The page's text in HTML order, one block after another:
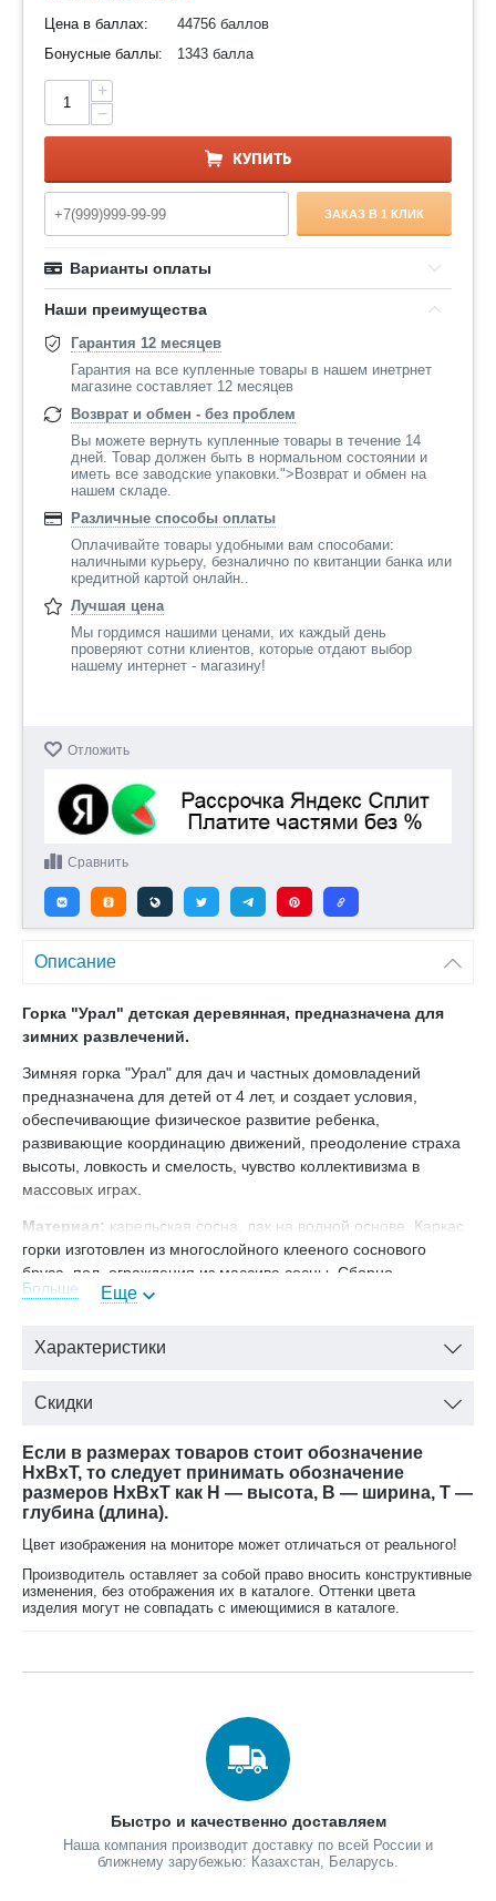
Цена в баллах:
44756 баллов
Бонусные баллы:
1343 балла
+
−
КУПИТЬ
ЗАКАЗ В 1 КЛИК
Варианты оплаты
Наши преимущества
Гарантия 12 месяцев
Гарантия на все купленные товары в нашем инетрнет
магазине составляет 12 месяцев
Возврат и обмен - без проблем
Вы можете вернуть купленные товары в течение 14
дней. Товар должен быть в нормальном состоянии и
иметь все заводские упаковки.">Возврат и обмен на
нашем складе.
Различные способы оплаты
Оплачивайте товары удобными вам способами:
наличными курьеру, безналично по квитанции банка или
кредитной картой онлайн..
Лучшая цена
Мы гордимся нашими ценами, их каждый день
проверяют сотни клиентов, которые отдают выбор
нашему интернет - магазину!
Отложить
Сравнить
Описание
Горка "Урал" детская деревянная, предназначена для
зимних развлечений.
Зимняя горка "Урал" для дач и частных домовладений
предназначена для детей от 4 лет, и создает условия,
обеспечивающие физическое развитие ребенка,
развивающие координацию движений, преодоление страха
высоты, ловкость и смелость, чувство коллективизма в
массовых играх.
Материал: карельская сосна, лак на водной основе. Каркас
горки изготовлен из многослойного клееного соснового
бруса, пол, ограждения из массива сосны. Сборно-
разборная конструкция.
Высота горки: 1,5м
Длина горки: 4,4м
Ширина горки: 1,3м
Ширина ската: 0,96м
Установка детской игровой горки "Урал" проводится на
Размер площадки не менее: 7м х 2,5м (необходимо
учитывать зону ледяного ската после заливки водой).
Сделано в России. Гарантия 1 год, подробнее об условиях
поле "примечания", нужна ли Вам доставка и сборка.
Удачной покупки! По данным видам товара временно мы
Больше Еще
Характеристики
Скидки
Если в размерах товаров стоит обозначение
HxBxT, то следует принимать обозначение
размеров HxBxT как H — высота, B — ширина, T —
глубина (длина).
Цвет изображения на мониторе может отличаться от реального!
Производитель оставляет за собой право вносить конструктивные
изменения, без отображения их в каталоге. Оттенки цвета
изделия могут не совпадать с имеющимися в каталоге.
Быстро и качественно доставляем
Наша компания производит доставку по всей России и
ближнему зарубежью: Казахстан, Беларусь.